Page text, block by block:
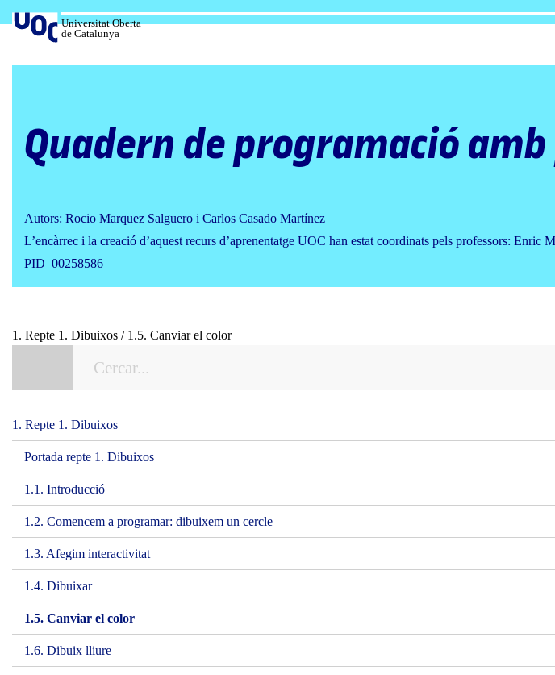
al
contingut
Universitat Oberta
de Catalunya
Quadern de programació
Autors: Rocio Marquez Salguero i Carlos Casado Martínez
L’encàrrec i la creació d’aquest recurs d’aprenentatge UOC han estat coordinats pels professors: Enric
PID_00258586
1. Repte 1. Dibuixos / 1.5. Canviar el color
1. Repte 1. Dibuixos
Portada repte 1. Dibuixos
1.1. Introducció
1.2. Comencem a programar: dibuixem un cercle
1.3. Afegim interactivitat
1.4. Dibuixar
1.5. Canviar el color
1.6. Dibuix lliure